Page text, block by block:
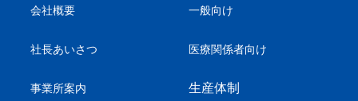
会社概要
社長あいさつ
事業所案内
一般向け
医療関係者向け
生産体制